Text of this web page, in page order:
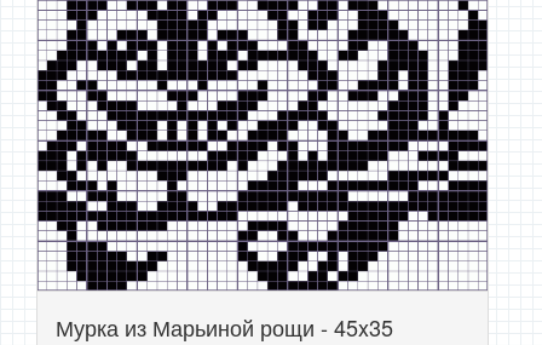
Мурка из Марьиной рощи - 45x35